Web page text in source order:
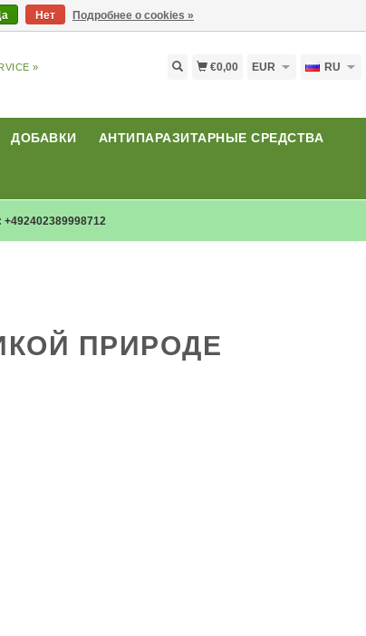
» €0,00 EUR RU
ДОБАВКИ АНТИПАРАЗИТАРНЫЕ СРЕДСТВА
+492402389998712
ПРИРОДЕ
Нет Подробнее о cookies »